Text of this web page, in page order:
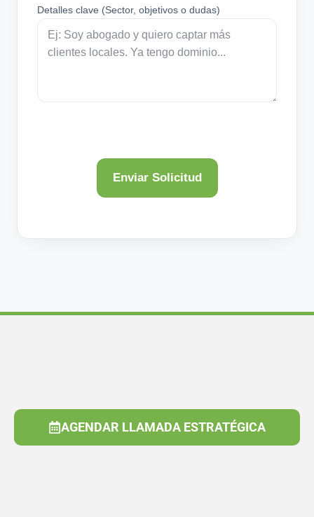
Detalles clave (Sector, objetivos o dudas)
AGENDAR LLAMADA ESTRATÉGICA